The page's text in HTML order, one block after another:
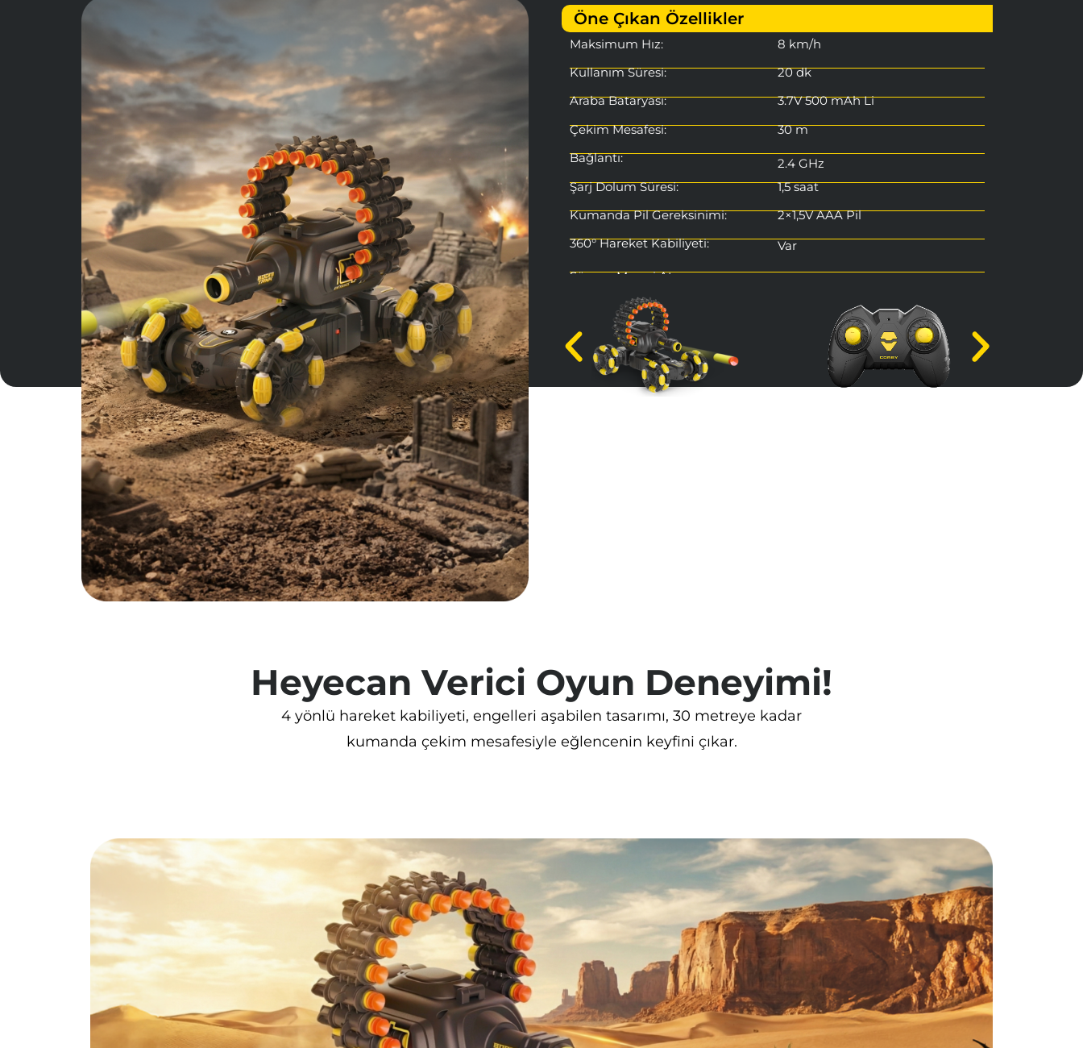
Öne Çıkan Özellikler
Maksimum Hız:
8 km/h
Kullanım Süresi:
20 dk
Araba Bataryası:
3.7V 500 mAh Li
Çekim Mesafesi:
30 m
Bağlantı:
2.4 GHz
Şarj Dolum Süresi:
1,5 saat
Kumanda Pil Gereksinimi:
2×1,5V AAA Pil
360° Hareket Kabiliyeti:
Var
Sünger Mermi Atışı:
Buhar Püskürtme Fonksiyonu:
Arazi ve Yarış Modları:
Paket İçeriği:• CSG06 Akrobat Araba • Batarya • 20 adet sünger mermi
ve mermi yuvası • +4 adet yedek mermi • Şarj kablosu • Su kabı •
Heyecan Verici Oyun Deneyimi!
4 yönlü hareket kabiliyeti, engelleri aşabilen tasarımı, 30 metreye kadar
kumanda çekim mesafesiyle eğlencenin keyfini çıkar.